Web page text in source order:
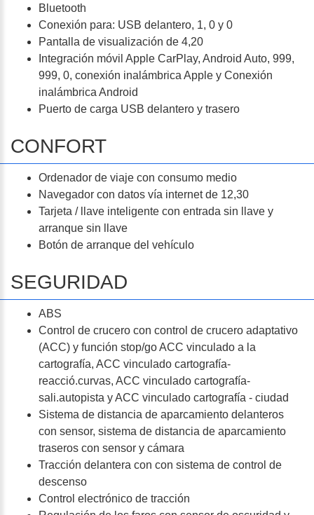
Bluetooth
Conexión para: USB delantero, 1, 0 y 0
Pantalla de visualización de 4,20
Integración móvil Apple CarPlay, Android Auto, 999,
999, 0, conexión inalámbrica Apple y Conexión
inalámbrica Android
Puerto de carga USB delantero y trasero
CONFORT
Ordenador de viaje con consumo medio
Navegador con datos vía internet de 12,30
Tarjeta / llave inteligente con entrada sin llave y
arranque sin llave
Botón de arranque del vehículo
SEGURIDAD
ABS
Control de crucero con control de crucero adaptativo
(ACC) y función stop/go ACC vinculado a la
cartografía, ACC vinculado cartografía-
reacció.curvas, ACC vinculado cartografía-
sali.autopista y ACC vinculado cartografía - ciudad
Sistema de distancia de aparcamiento delanteros
con sensor, sistema de distancia de aparcamiento
traseros con sensor y cámara
Tracción delantera con con sistema de control de
descenso
Control electrónico de tracción